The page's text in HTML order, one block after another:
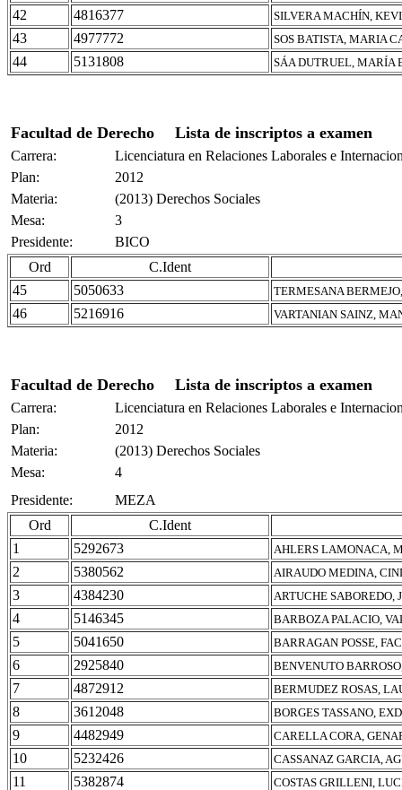
42 4816377 SILVERA MACHÍN,
43 4977772 SOS BATISTA, MARIA
44 5131808 SÁA DUTRUEL, MARÍA
Facultad de Derecho Lista de inscriptos a examen
Carrera:
Licenciatura en Relaciones Laborales e
Plan:
2012
Materia:
(2013) Derechos Sociales
Mesa:
3
Presidente:
BICO
Ord
C.Ident
45
5050633 TERMESANA
46 5216916 VARTANIAN SAINZ,
Facultad de Derecho Lista de inscriptos a examen
Carrera:
Licenciatura en Relaciones Laborales e
Plan:
2012
Materia:
(2013) Derechos Sociales
Mesa:
4
Presidente:
MEZA
Ord
C.Ident
1
5292673 AHLERS LAMONACA,
2 5380562 AIRAUDO MEDINA,
3 4384230 ARTUCHE SABOREDO,
4 5146345 BARBOZA PALACIO,
5 5041650 BARRAGAN POSSE,
6 2925840 BENVENUTO
7 4872912 BERMUDEZ ROSAS,
8 3612048 BORGES TASSANO,
9 4482949 CARELLA CORA,
10 5232426 CASSANAZ GARCIA,
11 5382874 COSTAS GRILLENI,